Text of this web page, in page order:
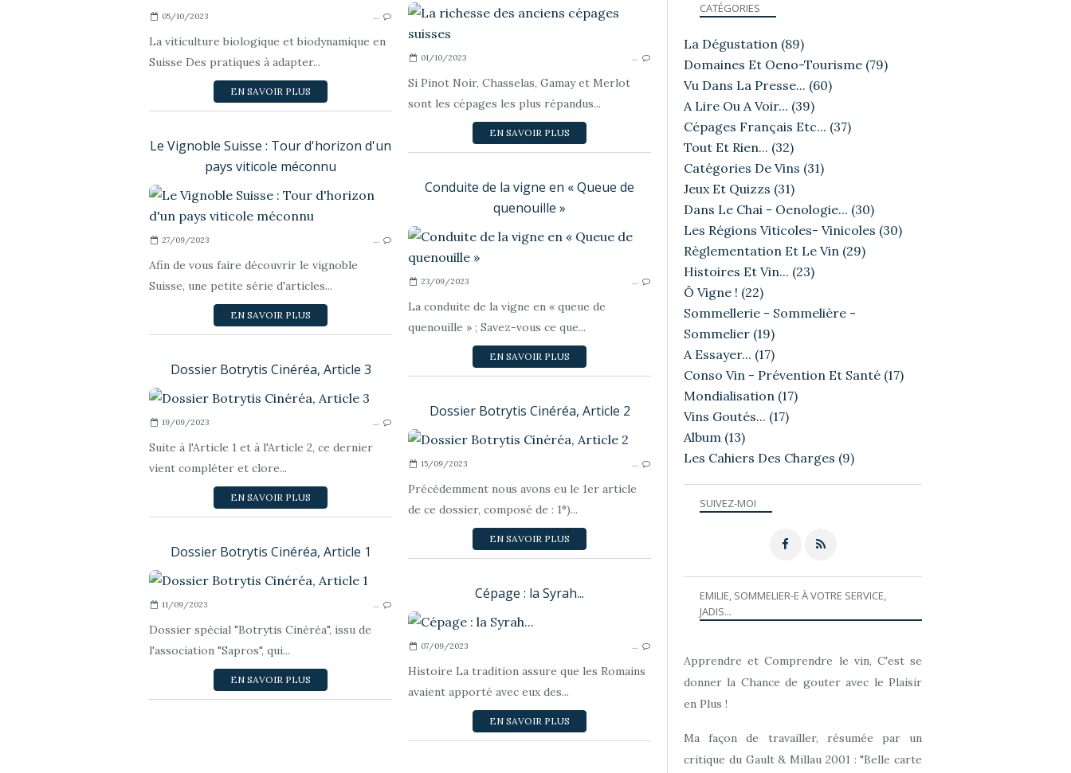
05/10/2023 …
La viticulture biologique et biodynamique en
Suisse Des pratiques à adapter...
EN SAVOIR PLUS
LES RÉGIONS VITICOLES- VINICOLES
CÉPAGES FRANÇAIS ETC...
01/10/2023 …
Si Pinot Noir, Chasselas, Gamay et Merlot
sont les cépages les plus répandus...
EN SAVOIR PLUS
Le Vignoble Suisse : Tour d'horizon d'un
pays viticole méconnu
LES RÉGIONS VITICOLES- VINICOLES
27/09/2023 …
Afin de vous faire découvrir le vignoble
Suisse, une petite série d'articles...
EN SAVOIR PLUS
Conduite de la vigne en « Queue de
quenouille »
Ô VIGNE !
23/09/2023 …
La conduite de la vigne en « queue de
quenouille » ; Savez-vous ce que...
EN SAVOIR PLUS
Dossier Botrytis Cinéréa, Article 3
Ô VIGNE !
19/09/2023 …
Suite à l'Article 1 et à l'Article 2, ce dernier
vient compléter et clore...
EN SAVOIR PLUS
Dossier Botrytis Cinéréa, Article 2
15/09/2023 …
Précédemment nous avons eu le 1er article
de ce dossier, composé de : 1°)...
EN SAVOIR PLUS
Dossier Botrytis Cinéréa, Article 1
Ô VIGNE !
11/09/2023 …
Dossier spécial "Botrytis Cinéréa", issu de
l'association "Sapros", qui...
EN SAVOIR PLUS
Cépage : la Syrah...
07/09/2023 …
Histoire La tradition assure que les Romains
avaient apporté avec eux des...
EN SAVOIR PLUS
SUIVEZ-MOI
CATÉGORIES
La Dégustation (89)
Domaines Et Oeno-Tourisme (79)
Vu Dans La Presse... (60)
A Lire Ou A Voir... (39)
Cépages Français Etc... (37)
Tout Et Rien... (32)
Catégories De Vins (31)
Jeux Et Quizzs (31)
Dans Le Chai - Oenologie... (30)
Les Régions Viticoles- Vinicoles (30)
Règlementation Et Le Vin (29)
Histoires Et Vin... (23)
Ô Vigne ! (22)
Sommellerie - Sommelière -
Sommelier (19)
A Essayer... (17)
Conso Vin - Prévention Et Santé (17)
Mondialisation (17)
Vins Goutés... (17)
Album (13)
Les Cahiers Des Charges (9)
EMILIE, SOMMELIER-E À VOTRE SERVICE,
JADIS...
Apprendre et Comprendre le vin, C'est se
donner la Chance de gouter avec le Plaisir
en Plus !
Ma façon de travailler, résumée par un
critique du Gault & Millau 2001 : "Belle carte